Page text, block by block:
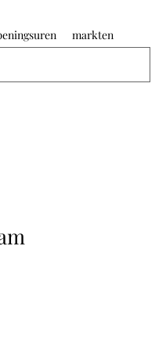
markten